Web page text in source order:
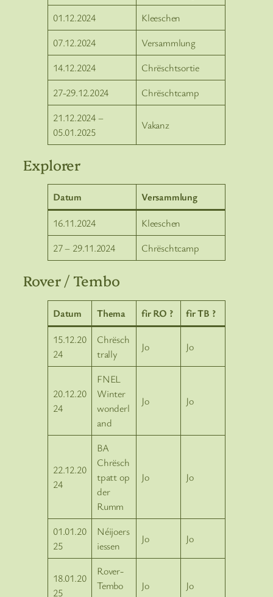
01.12.2024
Kleeschen
07.12.2024
Versammlung
14.12.2024
Chrëschtsortie
27-29.12.2024
Chrëschtcamp
21.12.2024 –
05.01.2025
Vakanz
Explorer
Datum
Versammlung
16.11.2024
Kleeschen
27 – 29.11.2024
Chrëschtcamp
Rover / Tembo
Datum Thema fir RO ?
fir TB ?
15.12.20
24
Chrësch
trally
Jo Jo
20.12.20
24
FNEL
Winter
wonderl
and
Jo Jo
22.12.20
24
BA
Chrësch
tpatt op
der
Rumm
Jo Jo
01.01.20
25
Néijoers
iessen
Jo Jo
18.01.20
25
Rover-
Tembo
Jo Jo